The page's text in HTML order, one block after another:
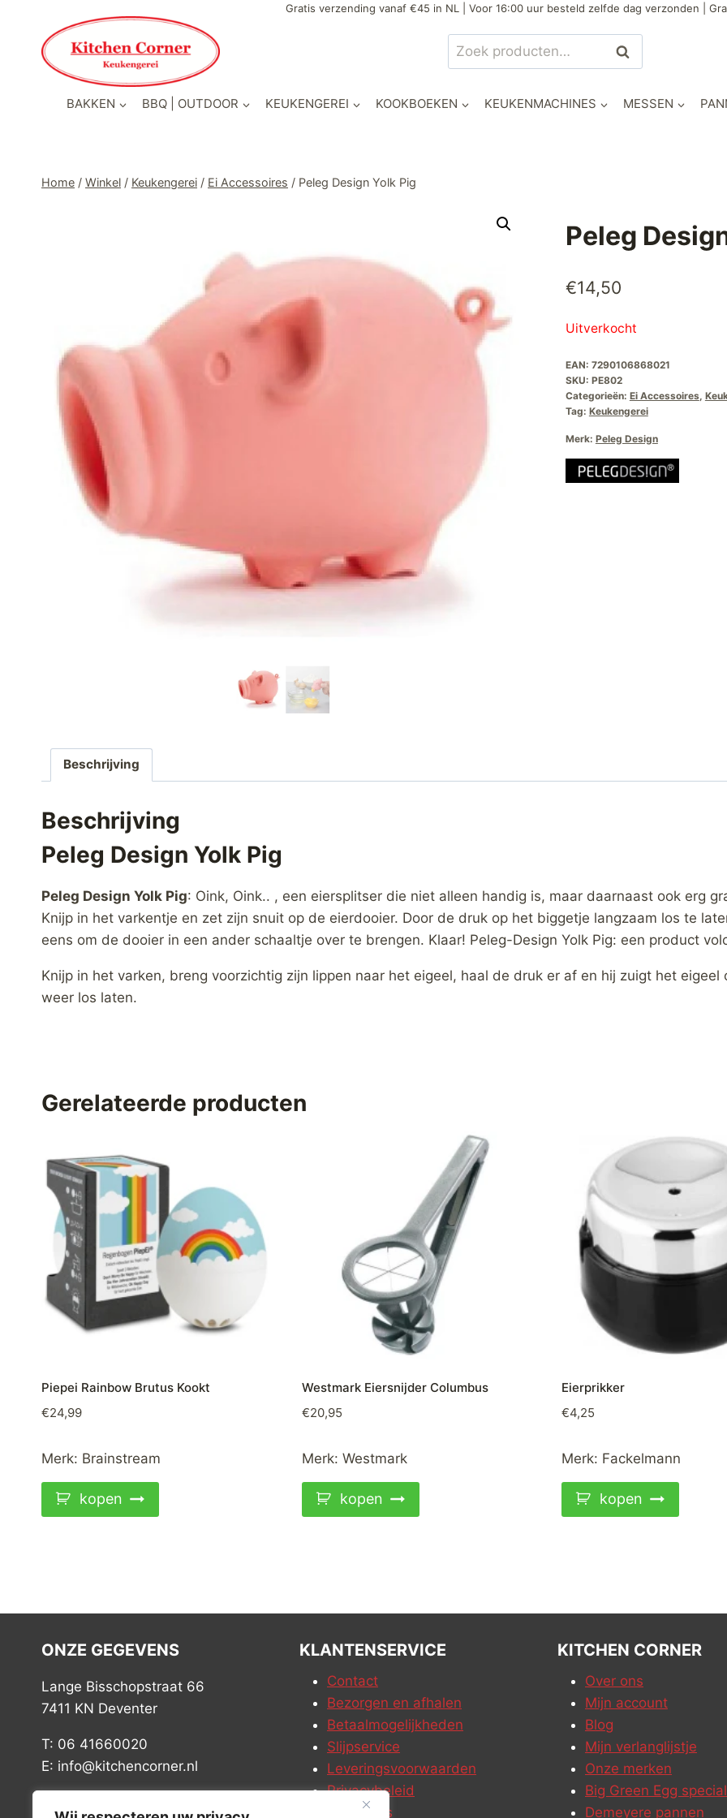
inhoud
Gratis verzending vanaf €45 in NL | Voor 16:00 uur besteld zelfde dag verzonden |
Zoeken
naar:
Zoeken
BAKKEN BBQ | OUTDOOR KEUKENGEREI KOOKBOEKEN KEUKENMACHINES MESSEN
Home / Winkel / Keukengerei / Ei Accessoires / Peleg Design Yolk Pig
Peleg
€14,50
Uitverkocht
EAN: 7290106868021
SKU: PE802
Categorieën: Ei Accessoires,
Tag: Keukengerei
Merk: Peleg Design
Beschrijving
Beschrijving
Peleg Design Yolk Pig
Peleg Design Yolk Pig: Oink, Oink.. , een eiersplitser die niet alleen handig is, maar daarnaast ook erg
Knijp in het varkentje en zet zijn snuit op de eierdooier. Door de druk op het biggetje langzaam los te
eens om de dooier in een ander schaaltje over te brengen. Klaar! Peleg-Design Yolk Pig: een product
Knijp in het varken, breng voorzichtig zijn lippen naar het eigeel, haal de druk er af en hij zuigt het
weer los laten.
Gerelateerde producten
Piepei Rainbow Brutus Kookt
€24,99
Merk: Brainstream
kopen
Westmark Eiersnijder Columbus
€20,95
Merk: Westmark
kopen
Eierprikker
€4,25
Merk: Fackelmann
kopen
ONZE GEGEVENS
Lange Bisschopstraat 66
7411 KN Deventer
T: 06 41660020
E: info@kitchencorner.nl
KLANTENSERVICE
Contact
Bezorgen en afhalen
Betaalmogelijkheden
Slijpservice
Leveringsvoorwaarden
Privacybeleid
Vacatures
KITCHEN CORNER
Over ons
Mijn account
Blog
Mijn verlanglijstje
Onze merken
Big Green Egg
Demeyere pannen